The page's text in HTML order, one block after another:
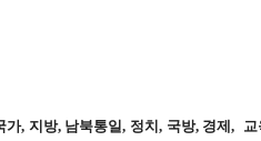
, 지방, 남북통일, 정치, 국방, 경제, 교